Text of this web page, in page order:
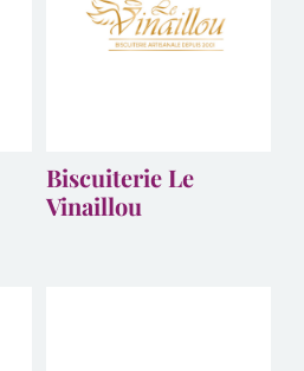
Biscuiterie Le
Vinaillou